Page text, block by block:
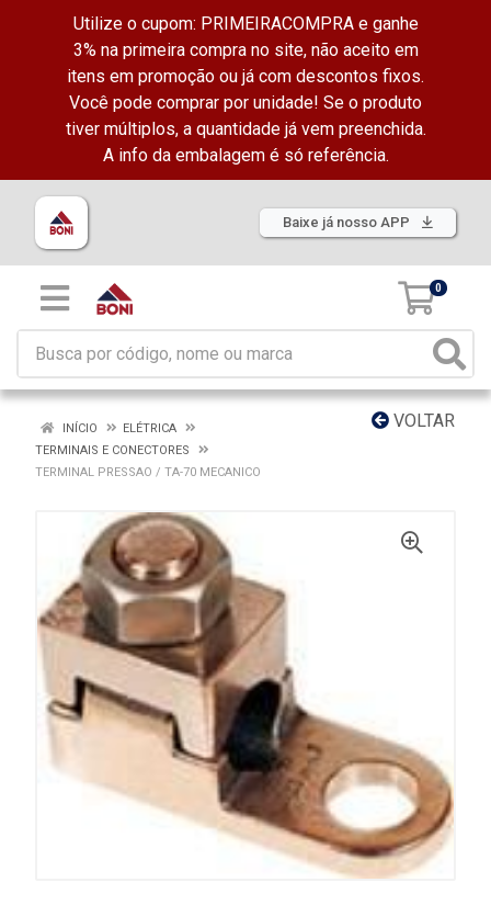
Utilize o cupom: PRIMEIRACOMPRA e ganhe
3% na primeira compra no site, não aceito em
itens em promoção ou já com descontos fixos.
Você pode comprar por unidade! Se o produto
tiver múltiplos, a quantidade já vem preenchida.
A info da embalagem é só referência.
Baixe já nosso APP
0
VOLTAR
INÍCIO
ELÉTRICA
TERMINAIS E CONECTORES
TERMINAL PRESSAO / TA-70 MECANICO